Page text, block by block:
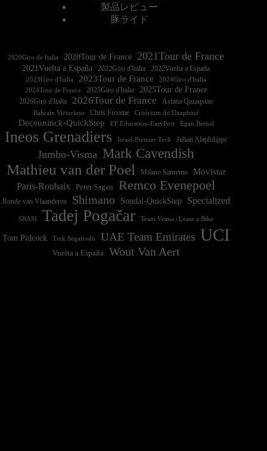
製品レビュー
豚ライド
2020Giro de Italia 2020Tour de France 2021Tour de France
2021Vuelta a España 2022Vuelta a España
2023Giro d'Italia 2023Tour de France
2024Tour de France
2025Giro d'Italia 2025Tour de France
2026Giro d'Italia 2026Tour de France Astana Qazaqstan
Bahrain Victorious Chris Froome Critérium du Dauphiné
Deceuninck-QuickStep EF Education-EasyPost Egan Bernal
Ineos Grenadiers Israel-Premier Tech Julian Alaphilippe
Jumbo-Visma Mark Cavendish
Mathieu van der Poel Milano Sanremo
Movistar
Paris-Roubaix
Peter Sagan Remco Evenepoel
Ronde van Vlaanderen Shimano Soudal-QuickStep Specialized
SRAM Tadej Pogačar Team Visma | Lease a Bike
Tom Pidcock Trek Segafredo UAE Team Emirates UCI
Vuelta a España Wout Van Aert